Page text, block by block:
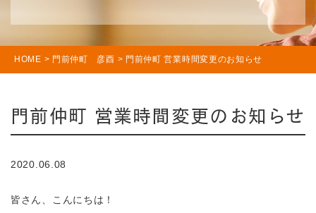
HOME > 門前仲町 彦酉 > 門前仲町 営業時間変更のお知らせ
門前仲町 営業時間変更のお知らせ
2020.06.08
皆さん、こんにちは！